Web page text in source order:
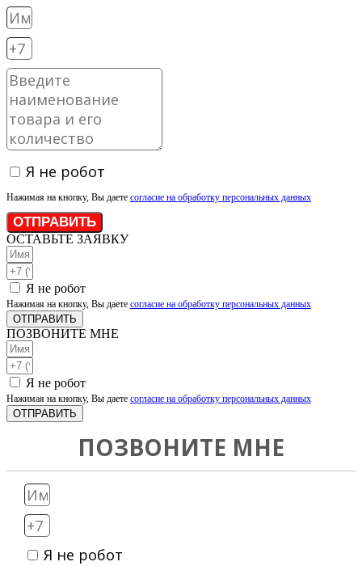
Я не робот
Нажимая на кнопку, Вы даете согласие на обработку персональных данных
ОТПРАВИТЬ
ОСТАВЬТЕ ЗАЯВКУ
Я не робот
Нажимая на кнопку, Вы даете согласие на обработку персональных данных
ОТПРАВИТЬ
ПОЗВОНИТЕ МНЕ
Я не робот
Нажимая на кнопку, Вы даете согласие на обработку персональных данных
ОТПРАВИТЬ
ПОЗВОНИТЕ МНЕ
Я не робот